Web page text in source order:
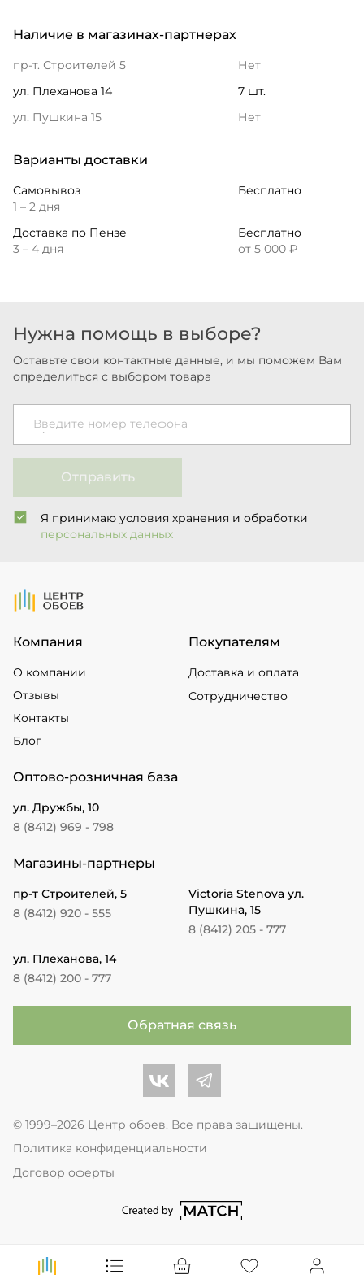
Наличие в магазинах-партнерах
пр-т. Строителей 5
Нет
ул. Плеханова 14
7 шт.
ул. Пушкина 15
Нет
Варианты доставки
Самовывоз
1 – 2 дня
Бесплатно
Доставка по Пензе
3 – 4 дня
Бесплатно
от 5 000 ₽
Нужна помощь в выборе?
Оставьте свои контактные данные, и мы поможем Вам
определиться с выбором товара
Введите номер телефона
Отправить
Я принимаю условия хранения и обработки
персональных данных
На Главную
Компания
О компании
Отзывы
Контакты
Блог
Покупателям
Доставка и оплата
Сотрудничество
Оптово-розничная база
ул. Дружбы, 10
8 (8412) 969 - 798
Магазины-партнеры
пр-т Строителей, 5
8 (8412) 920 - 555
Victoria Stenova ул.
Пушкина, 15
8 (8412) 205 - 777
ул. Плеханова, 14
8 (8412) 200 - 777
Обратная связь
Центр обоев во Вконтакте
Центр обоев в Телеграме
© 1999–2026 Центр обоев. Все права защищены.
Политика конфиденциальности
Договор оферты
перейти на сайт студии Match